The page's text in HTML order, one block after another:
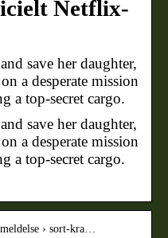
Netflix-
save her daughter,
a desperate mission
a top-secret cargo.
save her daughter,
a desperate mission
a top-secret cargo.
› sort-kra…